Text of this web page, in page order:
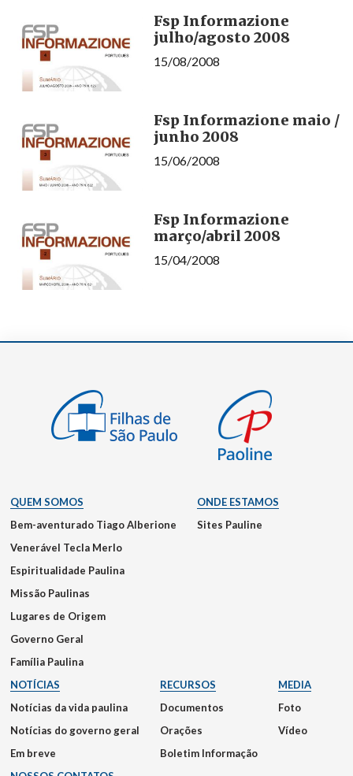
Fsp Informazione
julho/agosto 2008
15/08/2008
Fsp Informazione maio /
junho 2008
15/06/2008
Fsp Informazione
março/abril 2008
15/04/2008
QUEM SOMOS
Bem-aventurado Tiago Alberione
Venerável Tecla Merlo
Espiritualidade Paulina
Missão Paulinas
Lugares de Origem
Governo Geral
Família Paulina
ONDE ESTAMOS
Sites Pauline
NOTÍCIAS
Notícias da vida paulina
Notícias do governo geral
Em breve
RECURSOS
Documentos
Orações
Boletim Informação
MEDIA
Foto
Vídeo